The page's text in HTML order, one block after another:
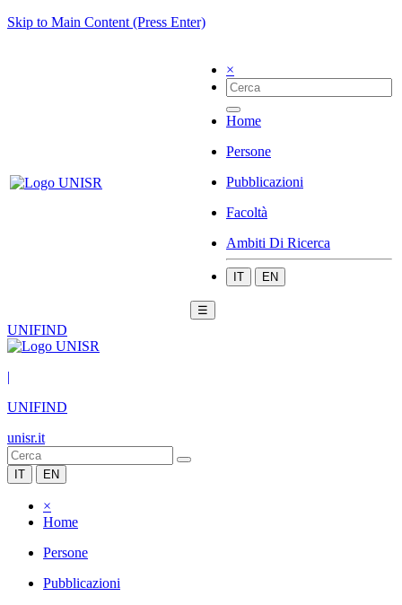
Skip to Main Content (Press Enter)
×
Home
Persone
Pubblicazioni
Facoltà
Ambiti Di Ricerca
IT EN
☰
UNIFIND
|
UNIFIND
unisr.it
IT EN
×
Home
Persone
Pubblicazioni